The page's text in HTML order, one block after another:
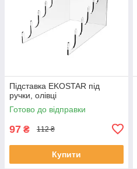
Підставка EKOSTAR під
ручки, олівці
Готово до відправки
97 ₴ 112 ₴
Купити